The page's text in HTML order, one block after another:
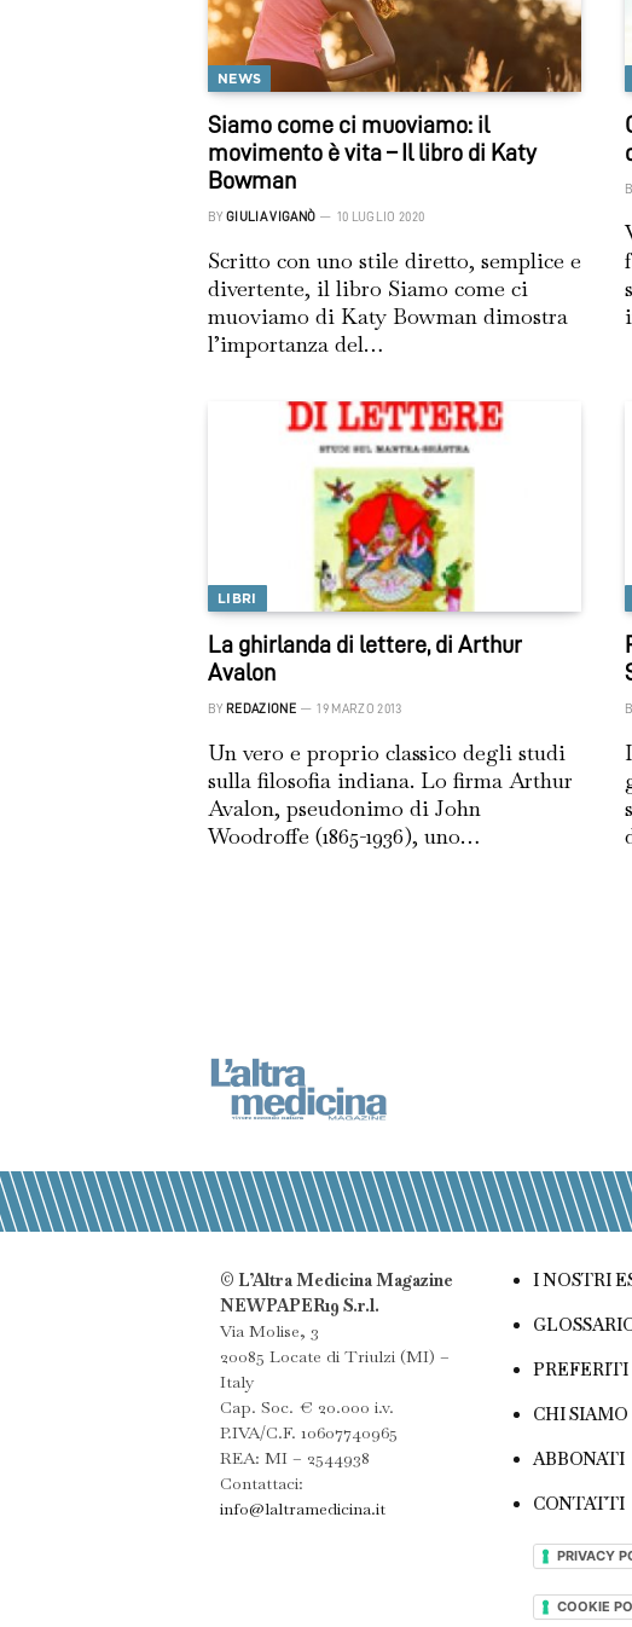
NEWS
Siamo come ci muoviamo: il
movimento è vita – Il libro di Katy
Bowman
BY GIULIA VIGANÒ 10 LUGLIO 2020
Scritto con uno stile diretto, semplice e
divertente, il libro Siamo come ci
muoviamo di Katy Bowman dimostra
l’importanza del…
LIBRI
La ghirlanda di lettere, di Arthur
Avalon
BY REDAZIONE 19 MARZO 2013
Un vero e proprio classico degli studi
sulla filosofia indiana. Lo firma Arthur
Avalon, pseudonimo di John
Woodroffe (1865-1936), uno…
© L’Altra Medicina Magazine
NEWPAPER19 S.r.l.
Via Molise, 3
20085 Locate di Triulzi (MI) –
Italy
Cap. Soc. € 20.000 i.v.
P.IVA/C.F. 10607740965
REA: MI – 2544938
Contattaci:
info@laltramedicina.it
I NOSTRI
PREFERITI
CHI SIAMO
ABBONATI
CONTATTI
PRIVACY
COOKIE